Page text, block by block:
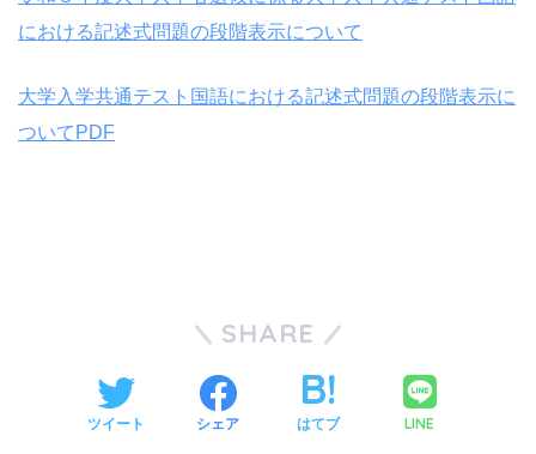
における記述式問題の段階表示について
⼤学⼊学共通テスト国語における記述式問題の段階表⽰に
ついてPDF
SHARE
ツイート シェア はてブ LINE